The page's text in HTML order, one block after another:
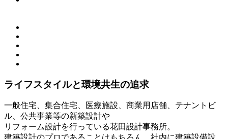
ライフスタイルと環境共生の追求
一般住宅、集合住宅、医療施設、商業用店舗、テナントビ
ル、公共事業等の新築設計や
リフォーム設計を行っている花田設計事務所。